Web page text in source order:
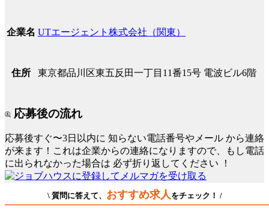
企業名 UTエージェント株式会社（関東）
住所 東京都品川区東五反田一丁目11番15号 電波ビル6階
応募後の流れ
応募後すぐ〜3日以内に 知らない電話番号やメール から連絡
が来ます！これは企業からの連絡になりますので、もし電話
に出られなかった場合は 必ず折り返してください ！
\ 質問に答えて、 おすすめ求人をチェック！ /